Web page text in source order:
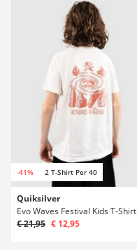
-41% 2 T-Shirt Per 40
Quiksilver
Evo Waves Festival Kids T-Shirt
€ 21,95 € 12,95